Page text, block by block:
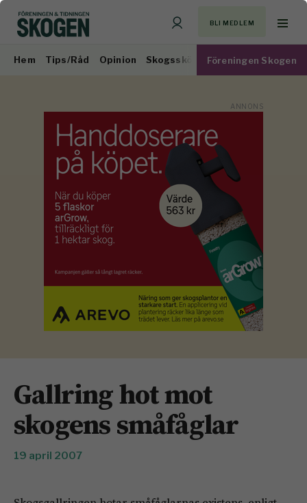
BLI MEDLEM
Hem Tips/Råd Opinion Skogsskötsel Virkesmarknad
Föreningen Skogen
Gallring hot mot
skogens småfåglar
19 april 2007